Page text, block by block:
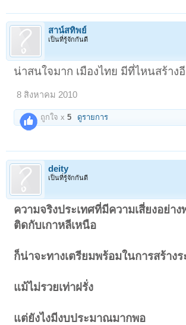
สาน์สทิพย์
เป็นที่รู้จักกันดี
น่าสนใจมาก เมืองไทย มีที่ไหนสร้าง
8 สิงหาคม 2010
ถูกใจ x5 ดูรายการ
deity
เป็นที่รู้จักกันดี
ความจริงประเทศที่มีความเสี่ยงอย่าง
ติดกับเกาหลีเหนือ
ก็น่าจะทางเตรียมพร้อมในการสร้าง
แม้ไม่รวยเท่าฝรั่ง
แต่ยังไงมีงบประมาณมากพอ